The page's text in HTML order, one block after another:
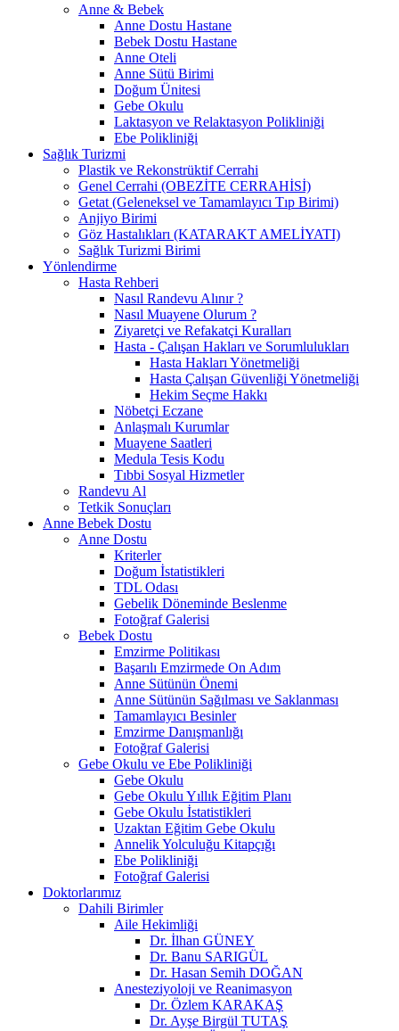
Anne & Bebek
Anne Dostu Hastane
Bebek Dostu Hastane
Anne Oteli
Anne Sütü Birimi
Doğum Ünitesi
Gebe Okulu
Laktasyon ve Relaktasyon Polikliniği
Ebe Polikliniği
Sağlık Turizmi
Plastik ve Rekonstrüktif Cerrahi
Genel Cerrahi (OBEZİTE CERRAHİSİ)
Getat (Geleneksel ve Tamamlayıcı Tıp Birimi)
Anjiyo Birimi
Göz Hastalıkları (KATARAKT AMELİYATI)
Sağlık Turizmi Birimi
Yönlendirme
Hasta Rehberi
Nasıl Randevu Alınır ?
Nasıl Muayene Olurum ?
Ziyaretçi ve Refakatçi Kuralları
Hasta - Çalışan Hakları ve Sorumlulukları
Hasta Hakları Yönetmeliği
Hasta Çalışan Güvenliği Yönetmeliği
Hekim Seçme Hakkı
Nöbetçi Eczane
Anlaşmalı Kurumlar
Muayene Saatleri
Medula Tesis Kodu
Tıbbi Sosyal Hizmetler
Randevu Al
Tetkik Sonuçları
Anne Bebek Dostu
Anne Dostu
Kriterler
Doğum İstatistikleri
TDL Odası
Gebelik Döneminde Beslenme
Fotoğraf Galerisi
Bebek Dostu
Emzirme Politikası
Başarılı Emzirmede On Adım
Anne Sütünün Önemi
Anne Sütünün Sağılması ve Saklanması
Tamamlayıcı Besinler
Emzirme Danışmanlığı
Fotoğraf Galerisi
Gebe Okulu ve Ebe Polikliniği
Gebe Okulu
Gebe Okulu Yıllık Eğitim Planı
Gebe Okulu İstatistikleri
Uzaktan Eğitim Gebe Okulu
Annelik Yolculuğu Kitapçığı
Ebe Polikliniği
Fotoğraf Galerisi
Doktorlarımız
Dahili Birimler
Aile Hekimliği
Dr. İlhan GÜNEY
Dr. Banu SARIGÜL
Dr. Hasan Semih DOĞAN
Anesteziyoloji ve Reanimasyon
Dr. Özlem KARAKAŞ
Dr. Ayşe Birgül TUTAŞ